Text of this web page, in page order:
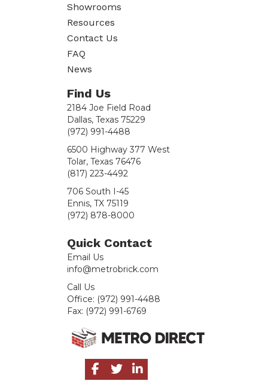
Showrooms
Resources
Contact Us
FAQ
News
Find Us
2184 Joe Field Road
Dallas, Texas 75229
(972) 991-4488
6500 Highway 377 West
Tolar, Texas 76476
(817) 223-4492
706 South I-45
Ennis, TX 75119
(972) 878-8000
Quick Contact
Email Us
info@metrobrick.com
Call Us
Office: (972) 991-4488
Fax: (972) 991-6769